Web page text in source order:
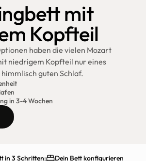
mit
Kopfteil
haben die vielen Mozart
niedrigem Kopfteil nur eines
guten Schlaf.
in 3-4 Wochen
in 3 Schritten:
Dein Bett konfigurieren